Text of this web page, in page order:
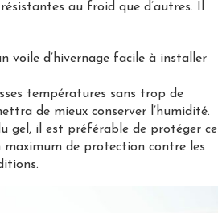
au froid que d’autres. Il
voile d’hivernage facile à installer
températures sans trop de
de mieux conserver l’humidité.
gel, il est préférable de protéger
de protection contre les